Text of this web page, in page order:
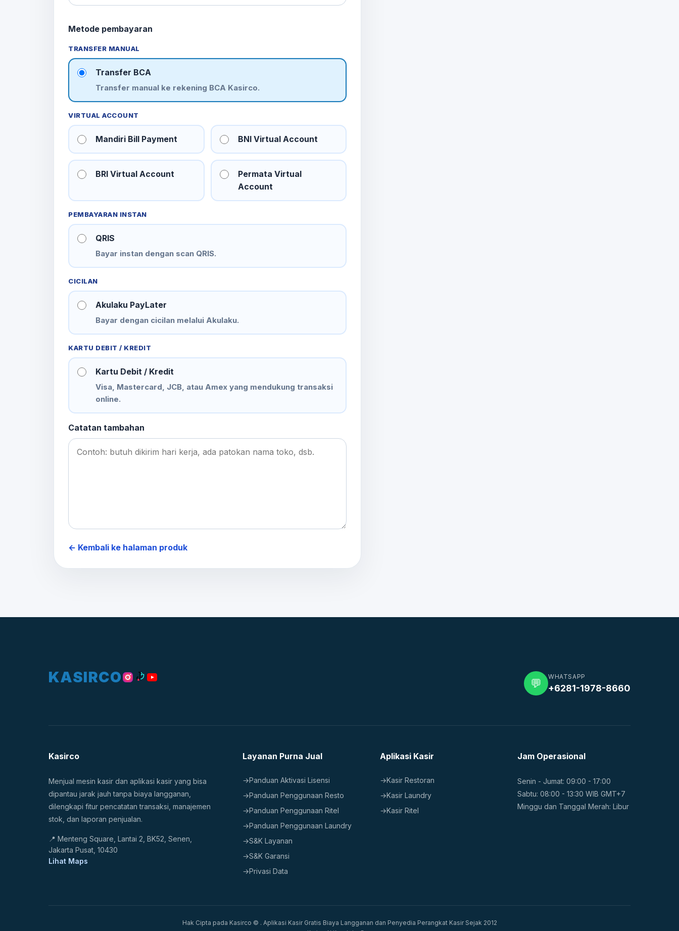
Metode pembayaran
TRANSFER MANUAL
Transfer BCA
Transfer manual ke rekening BCA Kasirco.
VIRTUAL ACCOUNT
Mandiri Bill Payment BNI Virtual Account
BRI Virtual Account
Permata Virtual
Account
PEMBAYARAN INSTAN
QRIS
Bayar instan dengan scan QRIS.
CICILAN
Akulaku PayLater
Bayar dengan cicilan melalui Akulaku.
KARTU DEBIT / KREDIT
Kartu Debit / Kredit
Visa, Mastercard, JCB, atau Amex yang mendukung transaksi
online.
Catatan tambahan
← Kembali ke halaman produk
KASIRCO 💬
WHATSAPP
+6281-1978-8660
Kasirco
Menjual mesin kasir dan aplikasi kasir yang bisa
dipantau jarak jauh tanpa biaya langganan,
dilengkapi fitur pencatatan transaksi, manajemen
stok, dan laporan penjualan.
📍 Menteng Square, Lantai 2, BK52, Senen,
Jakarta Pusat, 10430
Lihat Maps
Layanan Purna Jual
→Panduan Aktivasi Lisensi
→Panduan Penggunaan Resto
→Panduan Penggunaan Ritel
→Panduan Penggunaan Laundry
→S&K Layanan
→S&K Garansi
→Privasi Data
Aplikasi Kasir
→Kasir Restoran
→Kasir Laundry
→Kasir Ritel
Jam Operasional
Senin - Jumat: 09:00 - 17:00
Sabtu: 08:00 - 13:30 WIB GMT+7
Minggu dan Tanggal Merah: Libur
Hak Cipta pada Kasirco © . Aplikasi Kasir Gratis Biaya Langganan dan Penyedia Perangkat Kasir Sejak 2012